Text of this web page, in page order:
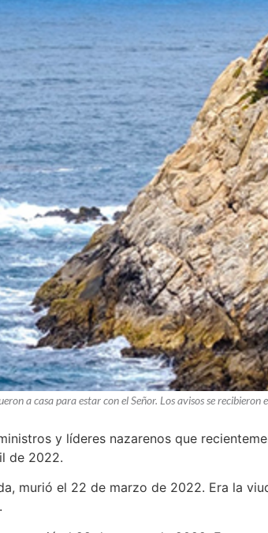
a casa para estar con el Señor. Los avisos se recibieron
y líderes nazarenos que
de 2022.
murió el 22 de marzo de 2022. Era la